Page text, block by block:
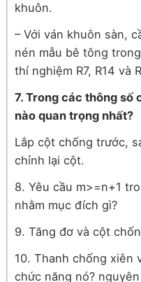
khuôn.
– Với ván khuôn sàn,
nén mẫu bê tông
thí nghiệm R7, R14 và
7. Trong các thông số
nào quan trọng nhất?
Lắp cột chống trước,
chỉnh lại cột.
8. Yêu cầu m>=n+1
nhằm mục đích gì?
9. Tăng đơ và cột
10. Thanh chống xiên
chức năng nó?